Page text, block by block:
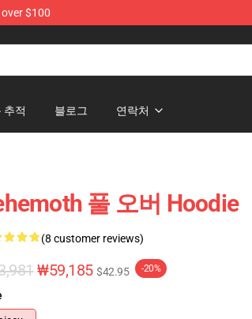
$100
추적 블로그 연락처
풀 오버 Hoodie
(8 customer reviews)
₩59,185 $42.95 -20%